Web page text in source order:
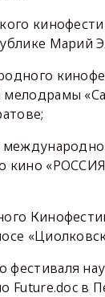
Марий
кино
Future.doc в